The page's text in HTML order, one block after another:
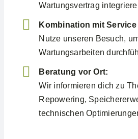
Wartungsvertrag
Kombination mit
Nutze unseren Besuch,
Wartungsarbeiten
Beratung vor Ort:
Wir informieren dich zu
Repowering,
technischen